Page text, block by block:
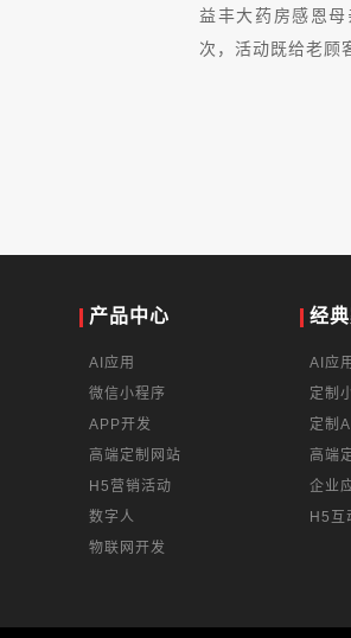
益丰大药房感恩
次，活动既给老顾
产品中心
AI应用
微信小程序
APP开发
高端定制网站
H5营销活动
数字人
物联网开发
经
AI应用
定制
定制
高端
企业
H5互